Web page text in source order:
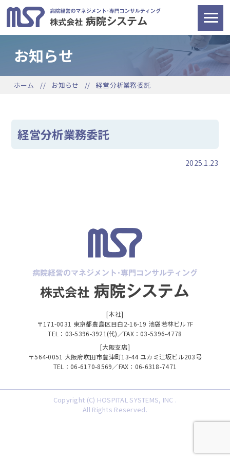
お知らせ
ホーム お知らせ 経営分析業務委託
経営分析業務委託
2025.1.23
[本社]
〒171-0031 東京都豊島区目白2-16-19 池袋若林ビル7F
TEL：03-5396-3921(代)／FAX：03-5396-4778
[大阪支店]
〒564-0051 大阪府吹田市豊津町13-44 ユカミ江坂ビル203号
TEL：06-6170-8569／FAX：06-6318-7471
Copyright (C) HOSPITAL SYSTEMS, INC .
All Rights Reserved.